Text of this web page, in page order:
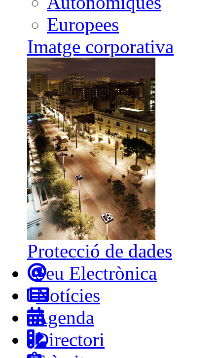
Europees
Imatge corporativa
Protecció de dades
Seu Electrònica
Notícies
Agenda
Directori